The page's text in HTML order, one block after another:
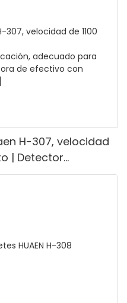
H-307, velocidad
| Detector
falsificación,